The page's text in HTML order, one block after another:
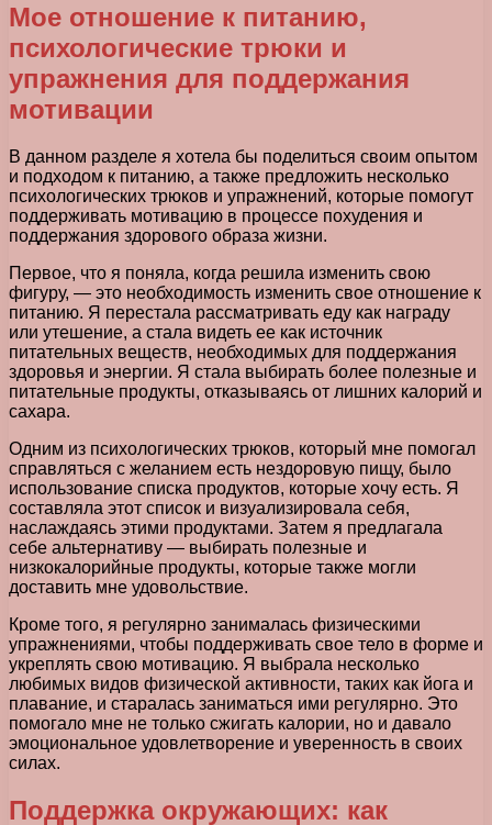
Мое отношение к питанию,
психологические трюки и
упражнения для поддержания
мотивации
В данном разделе я хотела бы поделиться своим опытом
и подходом к питанию, а также предложить несколько
психологических трюков и упражнений, которые помогут
поддерживать мотивацию в процессе похудения и
поддержания здорового образа жизни.
Первое, что я поняла, когда решила изменить свою
фигуру, — это необходимость изменить свое отношение к
питанию. Я перестала рассматривать еду как награду
или утешение, а стала видеть ее как источник
питательных веществ, необходимых для поддержания
здоровья и энергии. Я стала выбирать более полезные и
питательные продукты, отказываясь от лишних калорий и
сахара.
Одним из психологических трюков, который мне помогал
справляться с желанием есть нездоровую пищу, было
использование списка продуктов, которые хочу есть. Я
составляла этот список и визуализировала себя,
наслаждаясь этими продуктами. Затем я предлагала
себе альтернативу — выбирать полезные и
низкокалорийные продукты, которые также могли
доставить мне удовольствие.
Кроме того, я регулярно занималась физическими
упражнениями, чтобы поддерживать свое тело в форме и
укреплять свою мотивацию. Я выбрала несколько
любимых видов физической активности, таких как йога и
плавание, и старалась заниматься ими регулярно. Это
помогало мне не только сжигать калории, но и давало
эмоциональное удовлетворение и уверенность в своих
силах.
Поддержка окружающих: как